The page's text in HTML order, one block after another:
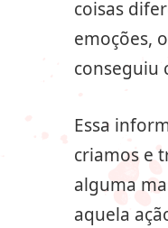
coisas
emoções,
conseguiu
Essa
criamos e
alguma
aquela